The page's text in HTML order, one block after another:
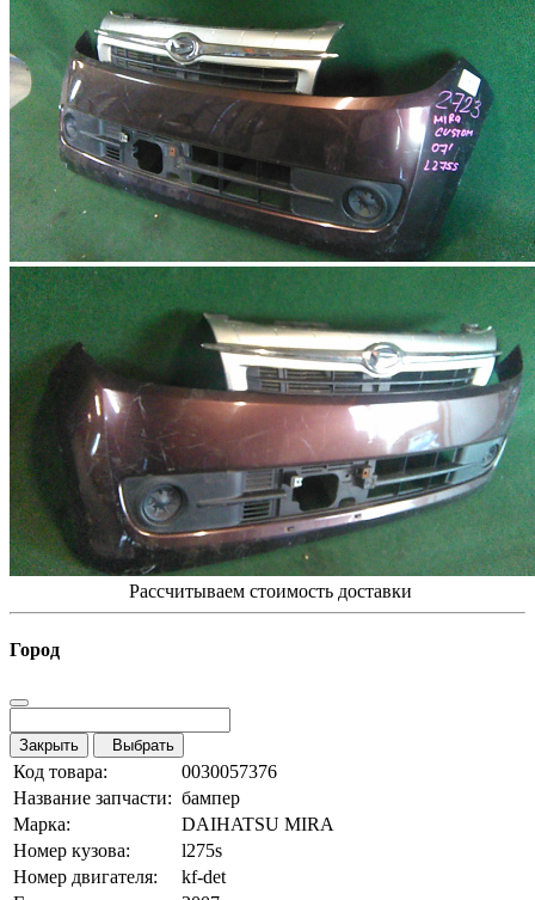
Рассчитываем стоимость доставки
Город
Закрыть Выбрать
Код товара:
0030057376
Название запчасти: бампер
Марка:
DAIHATSU MIRA
Номер кузова:
l275s
Номер двигателя:
kf-det